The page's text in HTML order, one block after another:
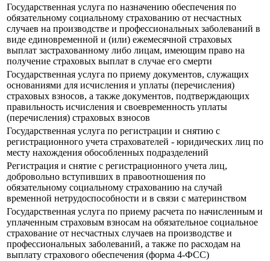
Государственная услуга по назначению обеспечения по
обязательному социальному страхованию от несчастных
случаев на производстве и профессиональных заболеваний в
виде единовременной и (или) ежемесячной страховых
выплат застрахованному либо лицам, имеющим право на
получение страховых выплат в случае его смерти
Государственная услуга по приему документов, служащих
основаниями для исчисления и уплаты (перечисления)
страховых взносов, а также документов, подтверждающих
правильность исчисления и своевременность уплаты
(перечисления) страховых взносов
Государственная услуга по регистрации и снятию с
регистрационного учета страхователей - юридических лиц по
месту нахождения обособленных подразделений
Регистрация и снятие с регистрационного учета лиц,
добровольно вступивших в правоотношения по
обязательному социальному страхованию на случай
временной нетрудоспособности и в связи с материнством
Государственная услуга по приему расчета по начисленным и
уплаченным страховым взносам на обязательное социальное
страхование от несчастных случаев на производстве и
профессиональных заболеваний, а также по расходам на
выплату страхового обеспечения (форма 4-ФСС)